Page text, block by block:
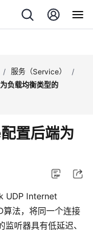
/ 服务（Service）
/
为负载均衡类型的
置后端为
UDP Internet
法，将同一个连接
听器具有低延迟、